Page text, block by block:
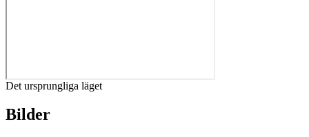
Det ursprungliga läget
Bilder